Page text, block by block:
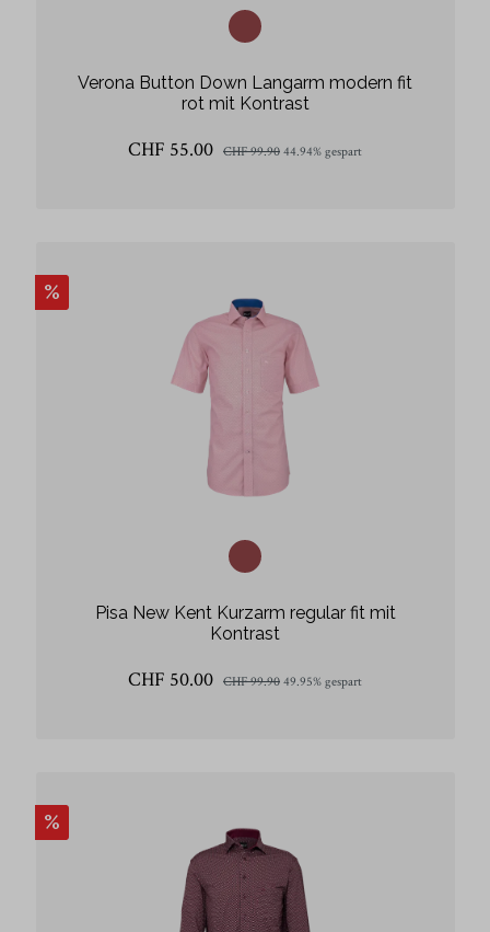
Verona Button Down Langarm modern fit
rot mit Kontrast
CHF 55.00 CHF 99.90 44.94% gespart
%
Pisa New Kent Kurzarm regular fit mit
Kontrast
CHF 50.00 CHF 99.90 49.95% gespart
%